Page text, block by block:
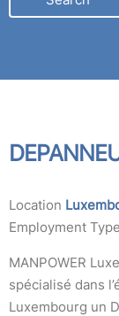
LOCATION
Location
Employment Type
MANPOWER
spécialisé dans
Luxembourg un